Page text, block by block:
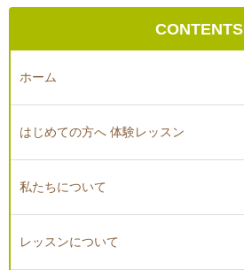
CONTENTS
ホーム
はじめての方へ 体験レッスン
私たちについて
レッスンについて